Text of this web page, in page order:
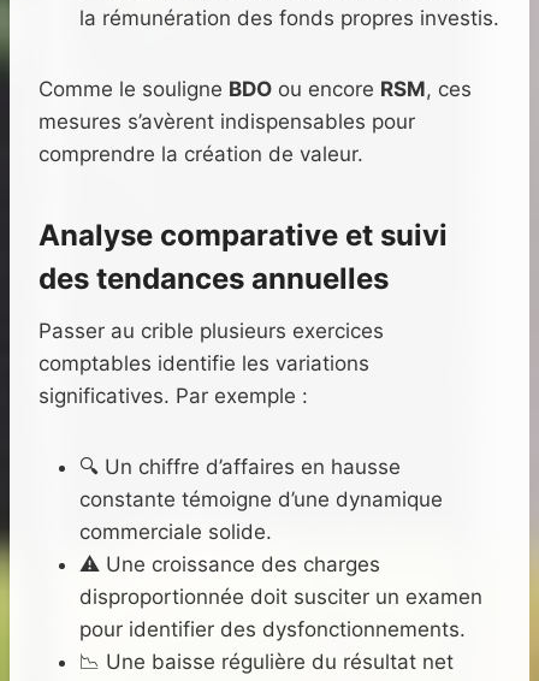
la rémunération des fonds propres investis.
Comme le souligne BDO ou encore RSM, ces
mesures s’avèrent indispensables pour
comprendre la création de valeur.
Analyse comparative et suivi
des tendances annuelles
Passer au crible plusieurs exercices
comptables identifie les variations
significatives. Par exemple :
🔍 Un chiffre d’affaires en hausse
constante témoigne d’une dynamique
commerciale solide.
⚠️ Une croissance des charges
disproportionnée doit susciter un examen
pour identifier des dysfonctionnements.
📉 Une baisse régulière du résultat net